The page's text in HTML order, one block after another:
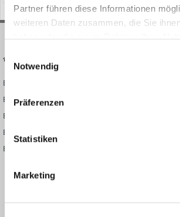
Partner führen diese Informationen
weiteren Daten zusammen, die Sie
Notwendig
Präferenzen
Statistiken
Marketing
Bauforum24 News
Bauforum24 TV
BF24 Mediathek
BF24 Fotostrecken
Bauforum Shop